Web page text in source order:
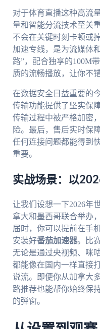
对于体育直播这种高流
量和智能分流技术至关
不会在关键时刻卡顿或
加速专线，是为流媒体
路”，配合独享的100M
质的流畅播放，让你不
在数据安全日益重要的
传输功能提供了坚实保
传输过程中被严格加密
险。最后，售后实时保
任何连接问题都能得到
重要。
实战场景：以
让我们设想一下2026年
拿大和墨西哥联合举办
届时，你可以提前在手
安装好番茄加速器。比
无论是通过央视频、咪
都能像在国内一样直接
说流。即便你从加拿大
路推荐也能帮你始终保
的弹窗。